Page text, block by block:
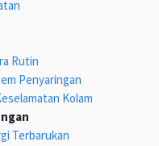
Rutin
Penyaringan
Kolam
Terbarukan